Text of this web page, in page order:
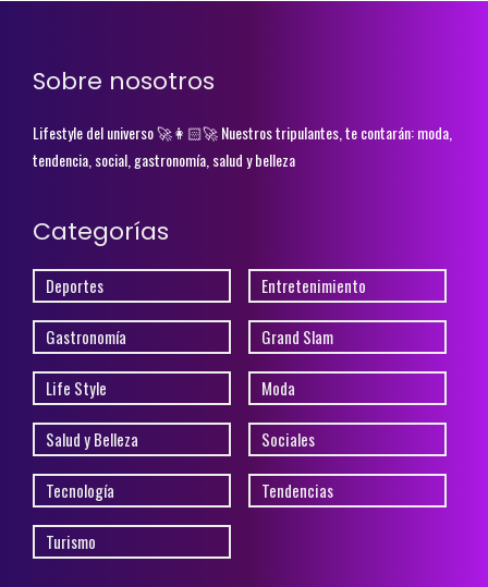
Sobre nosotros
Lifestyle del universo 🚀👩🏻‍🚀 Nuestros tripulantes, te contarán: moda,
tendencia, social, gastronomía, salud y belleza
Categorías
Deportes Entretenimiento
Gastronomía Grand Slam
Life Style Moda
Salud y Belleza Sociales
Tecnología Tendencias
Turismo